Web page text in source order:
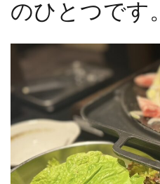
のひとつです。